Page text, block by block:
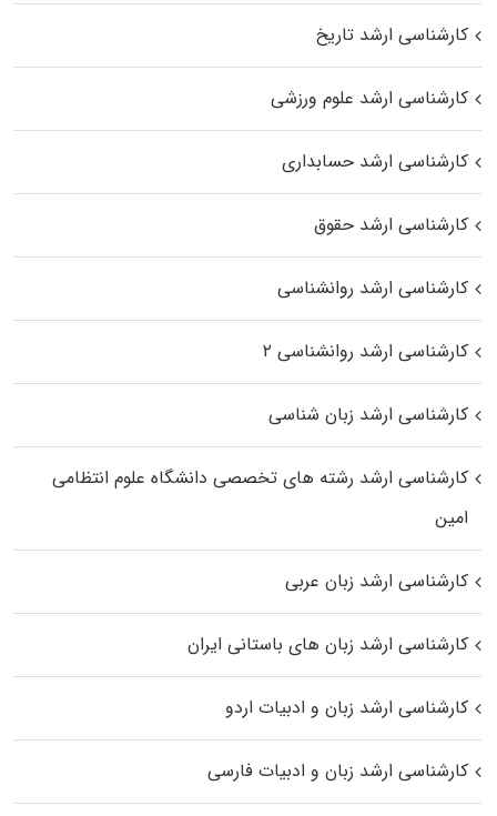
کارشناسی ارشد تاریخ
کارشناسی ارشد علوم ورزشی
کارشناسی ارشد حسابداری
کارشناسی ارشد حقوق
کارشناسی ارشد روانشناسی
کارشناسی ارشد روانشناسی ۲
کارشناسی ارشد زبان شناسی
کارشناسی ارشد رﺷﺘﻪ ﻫﺎی تخصصی داﻧﺸﮕﺎه ﻋﻠﻮم انتظامی
اﻣﻴﻦ
کارشناسی ارشد زبان عربی
کارشناسی ارشد زبان‌ های باستانی ایران
کارشناسی ارشد زبان و ادبیات اردو
کارشناسی ارشد زبان و ادبیات فارسی